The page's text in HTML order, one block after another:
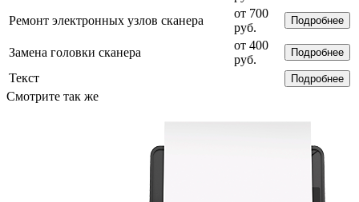
Ремонт электронных узлов сканера
от 700
руб.
Подробнее
Замена головки сканера
от 400
руб.
Подробнее
Текст Подробнее
Смотрите так же